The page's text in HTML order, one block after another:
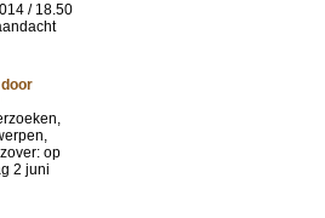
/ 18.50
op
2 juni